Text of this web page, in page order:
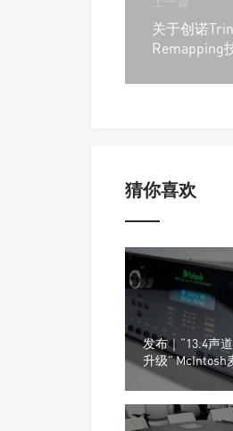
关于创诺
Remapping
猜你喜欢
发布｜“13.4声
升级” McIntosh
MX124家庭影院